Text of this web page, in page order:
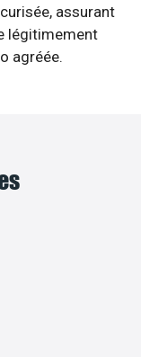
assurant
légitimement
agréée.